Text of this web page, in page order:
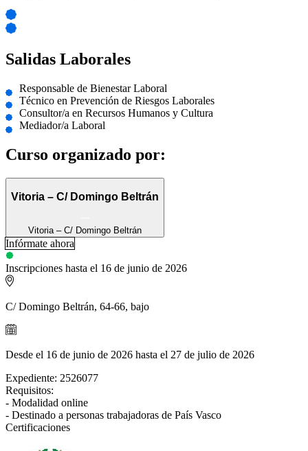
Salidas Laborales
Responsable de Bienestar Laboral
Técnico en Prevención de Riesgos Laborales
Consultor/a en Recursos Humanos y Cultura
Mediador/a Laboral
Curso organizado por:
Vitoria – C/ Domingo Beltrán
Vitoria – C/ Domingo Beltrán
Infórmate ahora
Inscripciones hasta el 16 de junio de 2026
C/ Domingo Beltrán, 64-66, bajo
Desde el 16 de junio de 2026 hasta el 27 de julio de 2026
Expediente: 2526077
Requisitos:
- Modalidad online
- Destinado a personas trabajadoras de País Vasco
Certificaciones